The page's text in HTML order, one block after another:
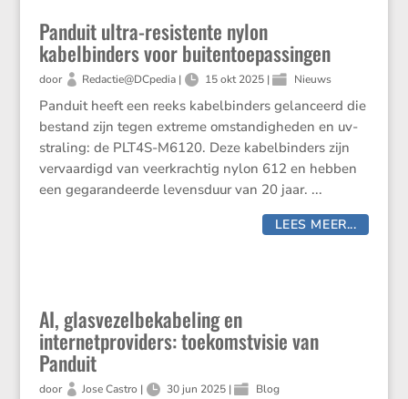
Panduit ultra-resistente nylon
kabelbinders voor buitentoepassingen
door Redactie@DCpedia| 15 okt 2025 | Nieuws
Panduit heeft een reeks kabel­bin­ders gelan­ceerd die
bestand zijn tegen extreme omstan­dig­heden en uv-
straling: de PLT4S-M6120. Deze kabel­bin­ders zijn
vervaar­digd van veerkrachtig nylon 612 en hebben
een gegaran­deerde levens­duur van 20 jaar. ...
LEES MEER...
AI, glasvezelbekabeling en
internetproviders: toekomstvisie van
Panduit
door Jose Castro | 30 jun 2025 | Blog